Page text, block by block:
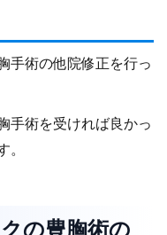
手術の他院修正を行っ
手術を受ければ良かっ
。
の豊胸術の